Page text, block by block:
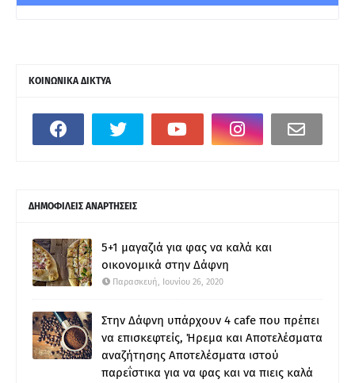
ΚΟΙΝΩΝΙΚΑ ΔΙΚΤΥΑ
ΔΗΜΟΦΙΛΕΙΣ ΑΝΑΡΤΗΣΕΙΣ
5+1 μαγαζιά για φας να καλά και
οικονομικά στην Δάφνη
Παρασκευή, Ιουνίου 26, 2020
Στην Δάφνη υπάρχουν 4 cafe που πρέπει
να επισκεφτείς, Ήρεμα και Αποτελέσματα
αναζήτησης Αποτελέσματα ιστού
παρεΐστικα για να φας και να πιεις καλά